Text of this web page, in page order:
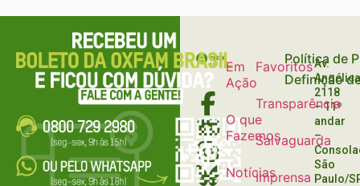
Em
Ação
O que
Fazemos
Notícias
Favoritos
Transparência
Salvaguarda
Imprensa
Política de
Definição
Av.
2118
– 11º
andar
–
São
Paulo/